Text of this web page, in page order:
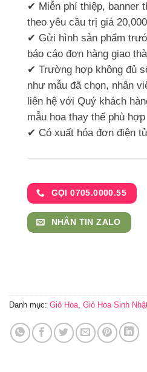
✔ Miễn phí thiệp, banner
theo yêu cầu trị giá
✔ Gửi hình sản phẩm
báo cáo đơn hàng giao
✔ Trường hợp không đủ
như mẫu đã chọn, nhân
liên hệ với Quý khách
mẫu hoa thay thế phù hợp
✔ Có xuất hóa đơn điện
GỌI 0705.0000.55
NHẮN TIN ZALO
Danh mục: Giỏ Hoa, Giỏ Hoa Sinh